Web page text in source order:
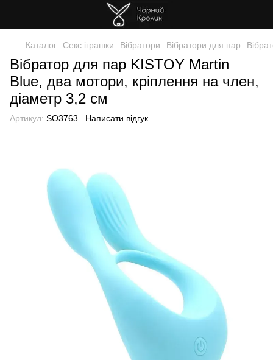
Каталог Секс іграшки Вібратори Вібратори для пар
Вібратор для пар KISTOY Martin
Blue, два мотори, кріплення на член,
діаметр 3,2 см
Артикул: SO3763 Написати відгук